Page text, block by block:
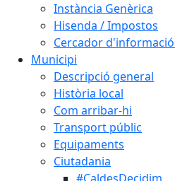
Instància Genèrica
Hisenda / Impostos
Cercador
Municipi
Descripció general
Història local
Com arribar-hi
Transport públic
Equipaments
Ciutadania